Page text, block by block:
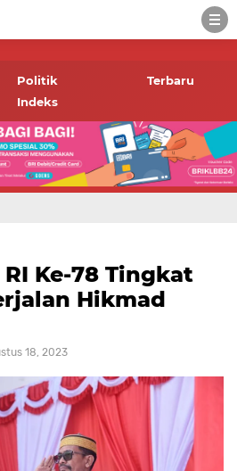
Politik
Terbaru
Indeks
RI Ke-78 Tingkat
Hikmad
18, 2023